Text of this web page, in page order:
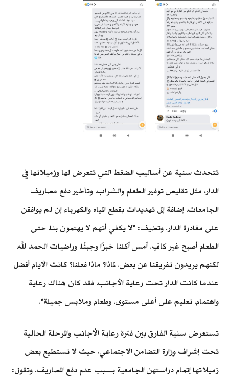
تتحدث سنية عن أساليب الضغط التي تتعرض لها وزميلاتها في
الدار، مثل تقليص توفير الطعام والشراب، وتأخير دفع مصاريف
الجامعات، إضافة إلى تهديدات بقطع المياه والكهرباء إن لم يوافقن
على مغادرة الدار. وتضيف: "لا يكفي أنهم لا يهتمون بنا، حتى
الطعام أصبح غير كافٍ. أمس أكلنا خبزًا وجبنًا، وراضيات الحمد لله،
لكنهم يريدون تفريقنا عن بعض. لماذا؟ ماذا فعلنا؟ كانت الأيام أفضل
عندما كانت الدار تحت رعاية الأجانب، فقد كان هناك رعاية
واهتمام، تعليم على أعلى مستوى، وطعام وملابس جميلة".
تستعرض سنية الفارق بين فترة رعاية الأجانب والمرحلة الحالية
تحت إشراف وزارة التضامن الاجتماعي، حيث لا تستطيع بعض
زميلاتها إتمام دراستهن الجامعية بسبب عدم دفع المصاريف. وتقول: